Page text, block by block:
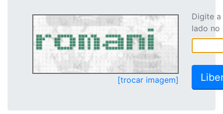
[trocar imagem]
Digite
lado no